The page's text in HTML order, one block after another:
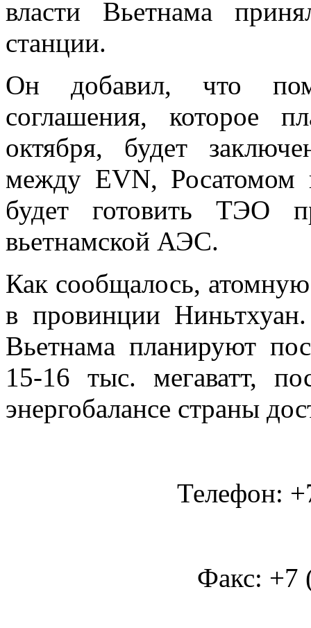
власти Вьетнама
станции.
Он добавил, что
соглашения, которое
октября, будет
между EVN,
будет готовить ТЭО
вьетнамской АЭС.
Как сообщалось,
в провинции
Вьетнама планируют
15-16 тыс. мегаватт,
энергобалансе страны
Телефон:
Факс: +7